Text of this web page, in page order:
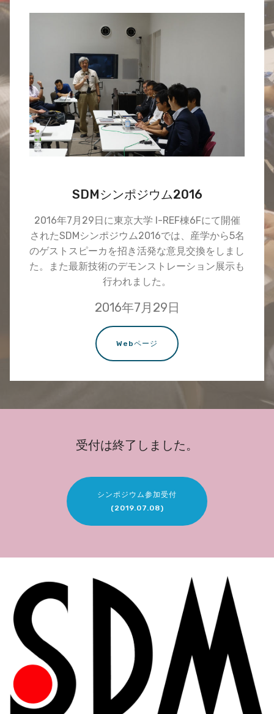
SDMシンポジウム2016
2016年7月29日に東京大学 I-REF棟6Fにて開催
されたSDMシンポジウム2016では、産学から5名
のゲストスピーカを招き活発な意見交換をしまし
た。また最新技術のデモンストレーション展示も
行われました。
2016年7月29日
Webページ
受付は終了しました。
シンポジウム参加受付
(2019.07.08)